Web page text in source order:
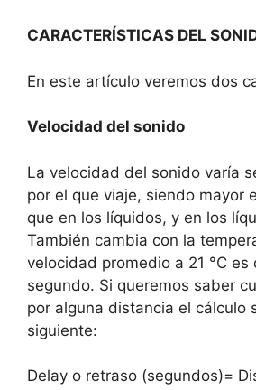
CARACTERÍSTICAS DEL
En este artículo veremos dos
Velocidad del sonido
La velocidad del sonido varía
por el que viaje, siendo mayor
que en los líquidos, y en los
También cambia con la
velocidad promedio a 21 °C
segundo. Si queremos saber
por alguna distancia el cálculo
siguiente:
Delay o retraso (segundos)=